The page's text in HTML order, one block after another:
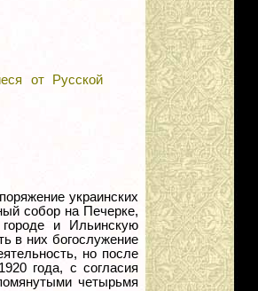
от Русской
украинских
собор на Печерке,
и Ильинскую
в них богослужение
но после
года, с согласия
четырьмя